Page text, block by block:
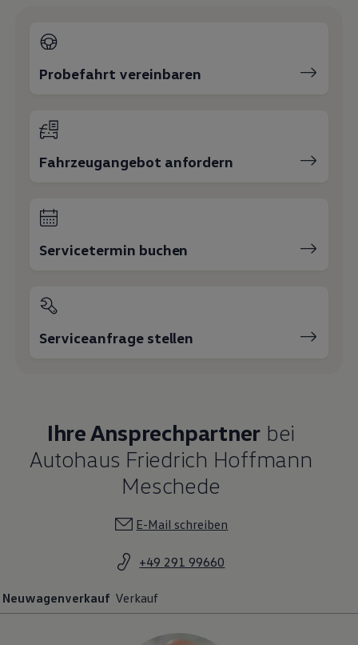
Probefahrt vereinbaren
Fahrzeugangebot anfordern
Servicetermin buchen
Serviceanfrage stellen
Ihre Ansprechpartner bei
Autohaus Friedrich Hoffmann
Meschede
E-Mail schreiben
+49 291 99660
Neuwagenverkauf Verkauf